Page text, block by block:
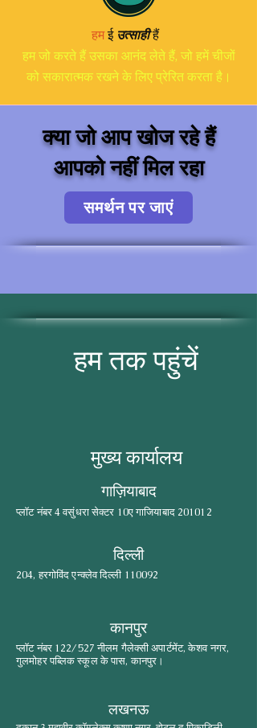
हमई उत्साहीहैं
हम जो करते हैं उसका आनंद लेते हैं, जो हमें चीजों
को सकारात्मक रखने के लिए प्रेरित करता है।
क्या जो आप खोज रहे हैं
आपको नहीं मिल रहा
समर्थन पर जाएं
हम तक पहुंचें
मुख्य कार्यालय
गाज़ियाबाद
प्लॉट नंबर 4 वसुंधरा सेक्टर 10ए गाजियाबाद 201012
दिल्ली
204, हरगोविंद एन्क्लेव दिल्ली 110092
कानपुर
प्लॉट नंबर 122/527 नीलम गैलेक्सी अपार्टमेंट, केशव नगर,
गुलमोहर पब्लिक स्कूल के पास, कानपुर।
लखनऊ